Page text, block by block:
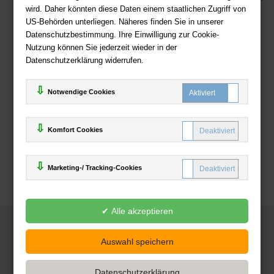
wird. Daher könnten diese Daten einem staatlichen Zugriff von
US-Behörden unterliegen. Näheres finden Sie in unserer
Datenschutzbestimmung. Ihre Einwilligung zur Cookie-
Nutzung können Sie jederzeit wieder in der
Datenschutzerklärung widerrufen.
Notwendige Cookies
Komfort Cookies
Marketing-/ Tracking-Cookies
Zahlweisen
Deutsche-Buchhandlung.de
www.deutsche-buchhandlung.de ist ein Angebot der
Handelsgesellschaft mbH
Powered by Inooga